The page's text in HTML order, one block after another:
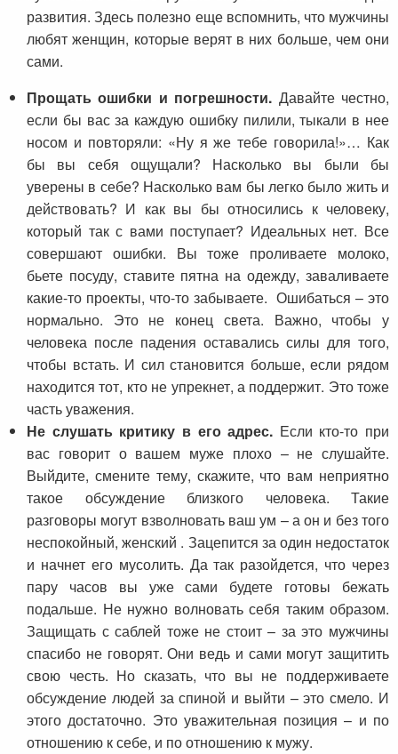
развития. Здесь полезно еще вспомнить, что мужчины
любят женщин, которые верят в них больше, чем они
сами.
Прощать ошибки и погрешности. Давайте честно,
если бы вас за каждую ошибку пилили, тыкали в нее
носом и повторяли: «Ну я же тебе говорила!»… Как
бы вы себя ощущали? Насколько вы были бы
уверены в себе? Насколько вам бы легко было жить и
действовать? И как вы бы относились к человеку,
который так с вами поступает? Идеальных нет. Все
совершают ошибки. Вы тоже проливаете молоко,
бьете посуду, ставите пятна на одежду, заваливаете
какие-то проекты, что-то забываете. Ошибаться – это
нормально. Это не конец света. Важно, чтобы у
человека после падения оставались силы для того,
чтобы встать. И сил становится больше, если рядом
находится тот, кто не упрекнет, а поддержит. Это тоже
часть уважения.
Не слушать критику в его адрес. Если кто-то при
вас говорит о вашем муже плохо – не слушайте.
Выйдите, смените тему, скажите, что вам неприятно
такое обсуждение близкого человека. Такие
разговоры могут взволновать ваш ум – а он и без того
неспокойный, женский . Зацепится за один недостаток
и начнет его мусолить. Да так разойдется, что через
пару часов вы уже сами будете готовы бежать
подальше. Не нужно волновать себя таким образом.
Защищать с саблей тоже не стоит – за это мужчины
спасибо не говорят. Они ведь и сами могут защитить
свою честь. Но сказать, что вы не поддерживаете
обсуждение людей за спиной и выйти – это смело. И
этого достаточно. Это уважительная позиция – и по
отношению к себе, и по отношению к мужу.